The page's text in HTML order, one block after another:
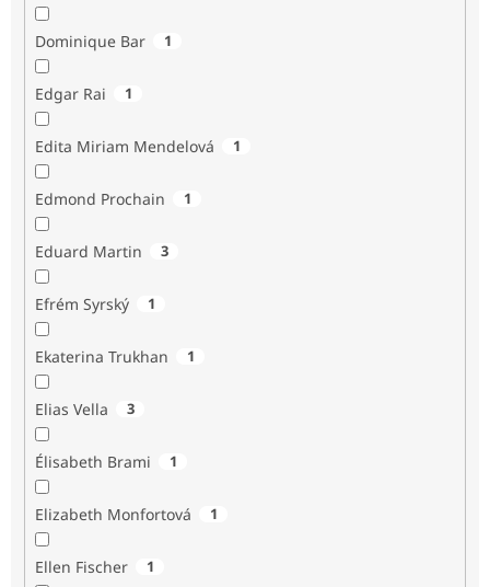
Dominique Bar 1
Edgar Rai 1
Edita Miriam Mendelová 1
Edmond Prochain 1
Eduard Martin 3
Efrém Syrský 1
Ekaterina Trukhan 1
Elias Vella 3
Élisabeth Brami 1
Elizabeth Monfortová 1
Ellen Fischer 1